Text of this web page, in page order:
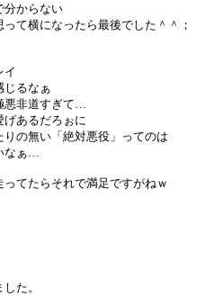
分からない
て横になったら最後でした＾＾；
イ
じるなぁ
悪非道すぎて…
げあるだろぉに
の無い「絶対悪役」ってのは
なぁ…
てたらそれで満足ですがねｗ
た。